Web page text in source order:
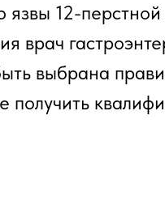
12-
врач
выбрана